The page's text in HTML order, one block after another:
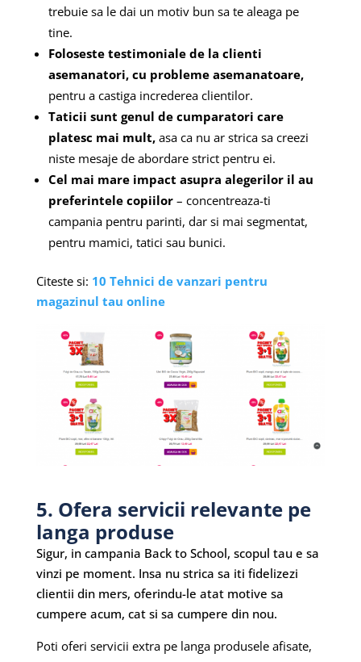
trebuie sa le dai un motiv bun sa te aleaga pe
tine.
Foloseste testimoniale de la clienti
asemanatori, cu probleme asemanatoare,
pentru a castiga increderea clientilor.
Taticii sunt genul de cumparatori care
platesc mai mult,asa ca nu ar strica sa creezi
niste mesaje de abordare strict pentru ei.
Cel mai mare impact asupra alegerilor il au
preferintele copiilor– concentreaza-ti
campania pentru parinti, dar si mai segmentat,
pentru mamici, tatici sau bunici.
Citeste si: 10 Tehnici de vanzari pentru
magazinul tau online
5. Ofera servicii relevante pe
langa produse
Sigur, in campania Back to School, scopul tau e sa
vinzi pe moment. Insa nu strica sa iti fidelizezi
clientii din mers, oferindu-le atat motive sa
cumpere acum, cat si sa cumpere din nou.
Poti oferi servicii extra pe langa produsele afisate,